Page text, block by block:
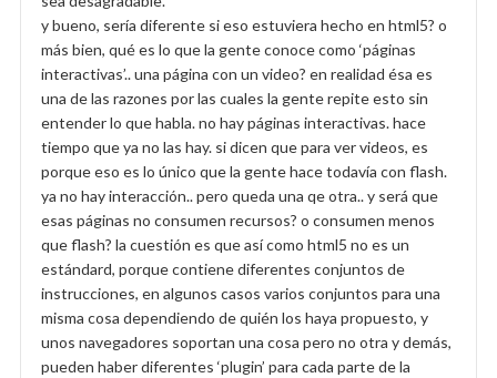
y bueno, sería diferente si eso estuviera hecho en html5? o
más bien, qué es lo que la gente conoce como ‘páginas
interactivas’.. una página con un video? en realidad ésa es
una de las razones por las cuales la gente repite esto sin
entender lo que habla. no hay páginas interactivas. hace
tiempo que ya no las hay. si dicen que para ver videos, es
porque eso es lo único que la gente hace todavía con flash.
ya no hay interacción.. pero queda una qe otra.. y será que
esas páginas no consumen recursos? o consumen menos
que flash? la cuestión es que así como html5 no es un
estándard, porque contiene diferentes conjuntos de
instrucciones, en algunos casos varios conjuntos para una
misma cosa dependiendo de quién los haya propuesto, y
unos navegadores soportan una cosa pero no otra y demás,
pueden haber diferentes ‘plugin’ para cada parte de la